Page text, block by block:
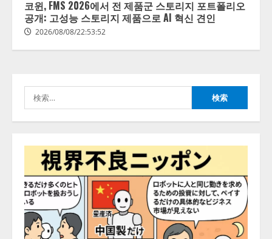
코윈, FMS 2026에서 전 제품군 스토리지 포트폴리오
공개: 고성능 스토리지 제품으로 AI 혁신 견인
2026/08/08/22:53:52
索:
3
2026/08/07/13:53:50
【2026年企業のAI導入・活用に関
業の68.0％が、自社でのAI導入・
活用は「上手くいっている」と回
答
2026/08/07/13:53:50
5
スAIエージェントOS」「営業領域
の業界特化LLM」の開発とAI研究
開発をリード
2026/08/07/10:54:31
【ドローン
AI】ドローン操縦を
AIがアドバイス「AIコーチ」をリ